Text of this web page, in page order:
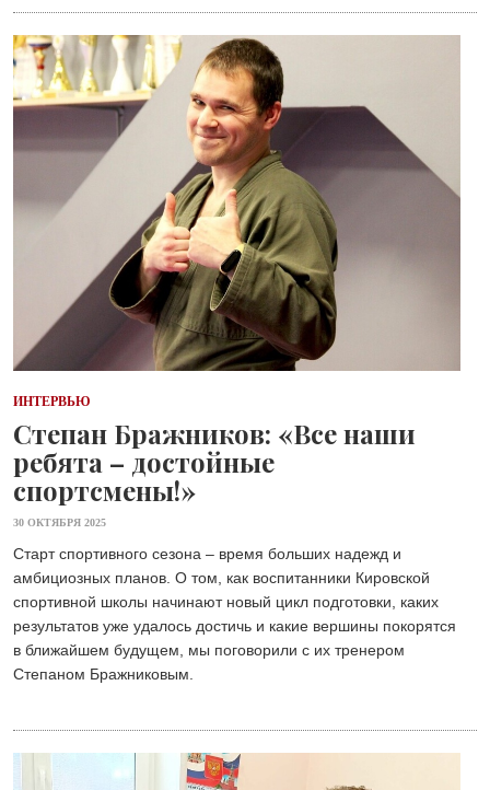
ИНТЕРВЬЮ
Степан Бражников: «Все наши
ребята – достойные
спортсмены!»
30 ОКТЯБРЯ 2025
Старт спортивного сезона – время больших надежд и
амбициозных планов. О том, как воспитанники Кировской
спортивной школы начинают новый цикл подготовки, каких
результатов уже удалось достичь и какие вершины покорятся
в ближайшем будущем, мы поговорили с их тренером
Степаном Бражниковым.